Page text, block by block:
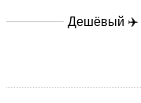
Дешёвый ✈️